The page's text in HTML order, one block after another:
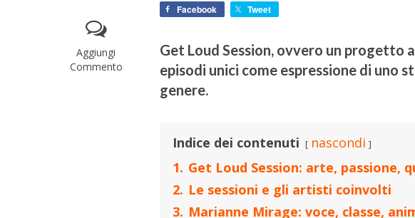
Aggiungi
Commento
Facebook Tweet
Get Loud Session, ovvero un
episodi unici come espressione di uno
genere.
Indice dei contenuti
nascondi
1. Get Loud Session: arte, passione,
2. Le sessioni e gli artisti coinvolti
3. Marianne Mirage: voce, classe,